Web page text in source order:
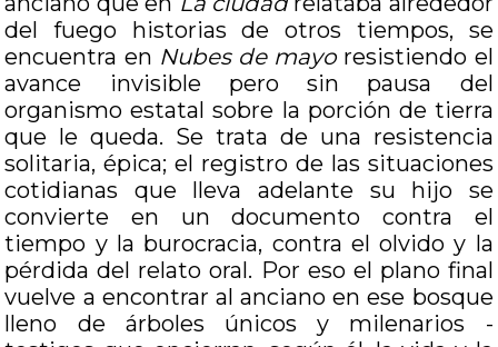
del fuego historias de otros tiempos, se
encuentra en Nubes de mayoresistiendo el
avance invisible pero sin pausa del
organismo estatal sobre la porción de tierra
que le queda. Se trata de una resistencia
solitaria, épica; el registro de las situaciones
cotidianas que lleva adelante su hijo se
convierte en un documento contra el
tiempo y la burocracia, contra el olvido y la
pérdida del relato oral. Por eso el plano final
vuelve a encontrar al anciano en ese bosque
lleno de árboles únicos y milenarios -